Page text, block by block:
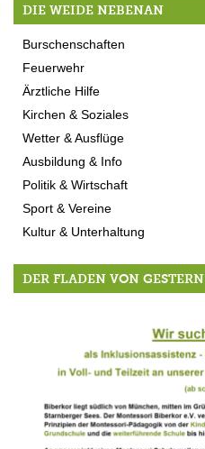
DIE WEIDE NEBENAN
Burschenschaften
Feuerwehr
Ärztliche Hilfe
Kirchen & Soziales
Wetter & Ausflüge
Ausbildung & Info
Politik & Wirtschaft
Sport & Vereine
Kultur & Unterhaltung
DER FLADEN VON GESTERN